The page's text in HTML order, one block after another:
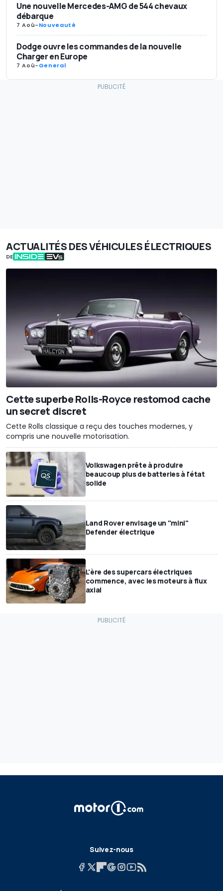
Une nouvelle Mercedes-AMG de 544 chevaux
débarque
7 Aoû-Nouveauté
Dodge ouvre les commandes de la nouvelle
Charger en Europe
7 Aoû-General
ACTUALITÉS DES VÉHICULES ÉLECTRIQUES
DE
Cette superbe Rolls-Royce restomod cache
un secret discret
Cette Rolls classique a reçu des touches modernes, y
compris une nouvelle motorisation.
Volkswagen prête à produire
beaucoup plus de batteries à l'état
solide
Land Rover envisage un "mini"
Defender électrique
L'ère des supercars électriques
commence, avec les moteurs à flux
axial
Suivez-nous